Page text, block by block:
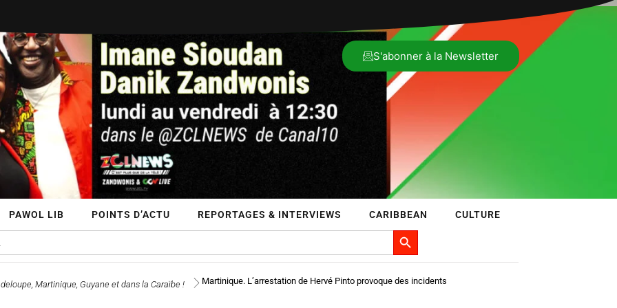
S'abonner à la Newsletter
PAWOL LIB POINTS D’ACTU REPORTAGES & INTERVIEWS CARIBBEAN CULTURE
Search Button
Martinique, Guyane et dans la Caraïbe ! Martinique. L’arrestation de Hervé Pinto provoque des incidents